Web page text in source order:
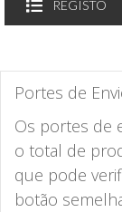
REGISTO
Portes de
Os portes de
o total de
que pode
botão